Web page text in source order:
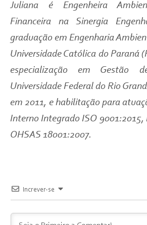
Juliana é Engenheira
Financeira na Sinergia
graduação em Engenharia
Universidade Católica do Paraná
especialização em Gestão
Universidade Federal do Rio
em 2011, e habilitação para
Interno Integrado ISO 9001:2015,
OHSAS 18001:2007.
Increver-se